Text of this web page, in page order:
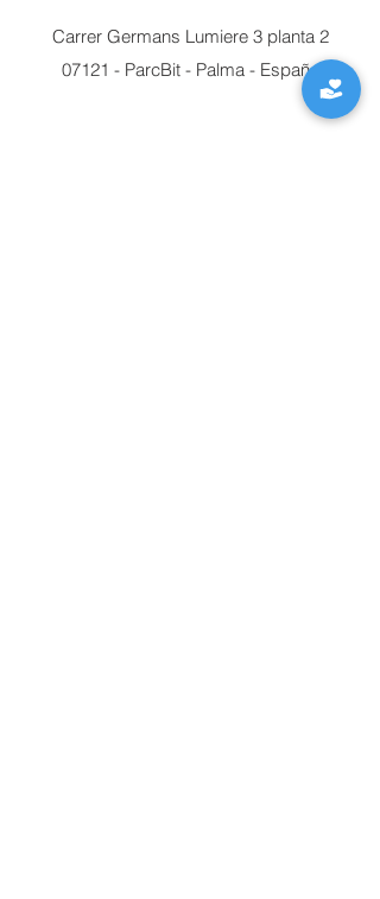
Carrer Germans Lumiere 3 planta 2
07121 - ParcBit - Palma - España